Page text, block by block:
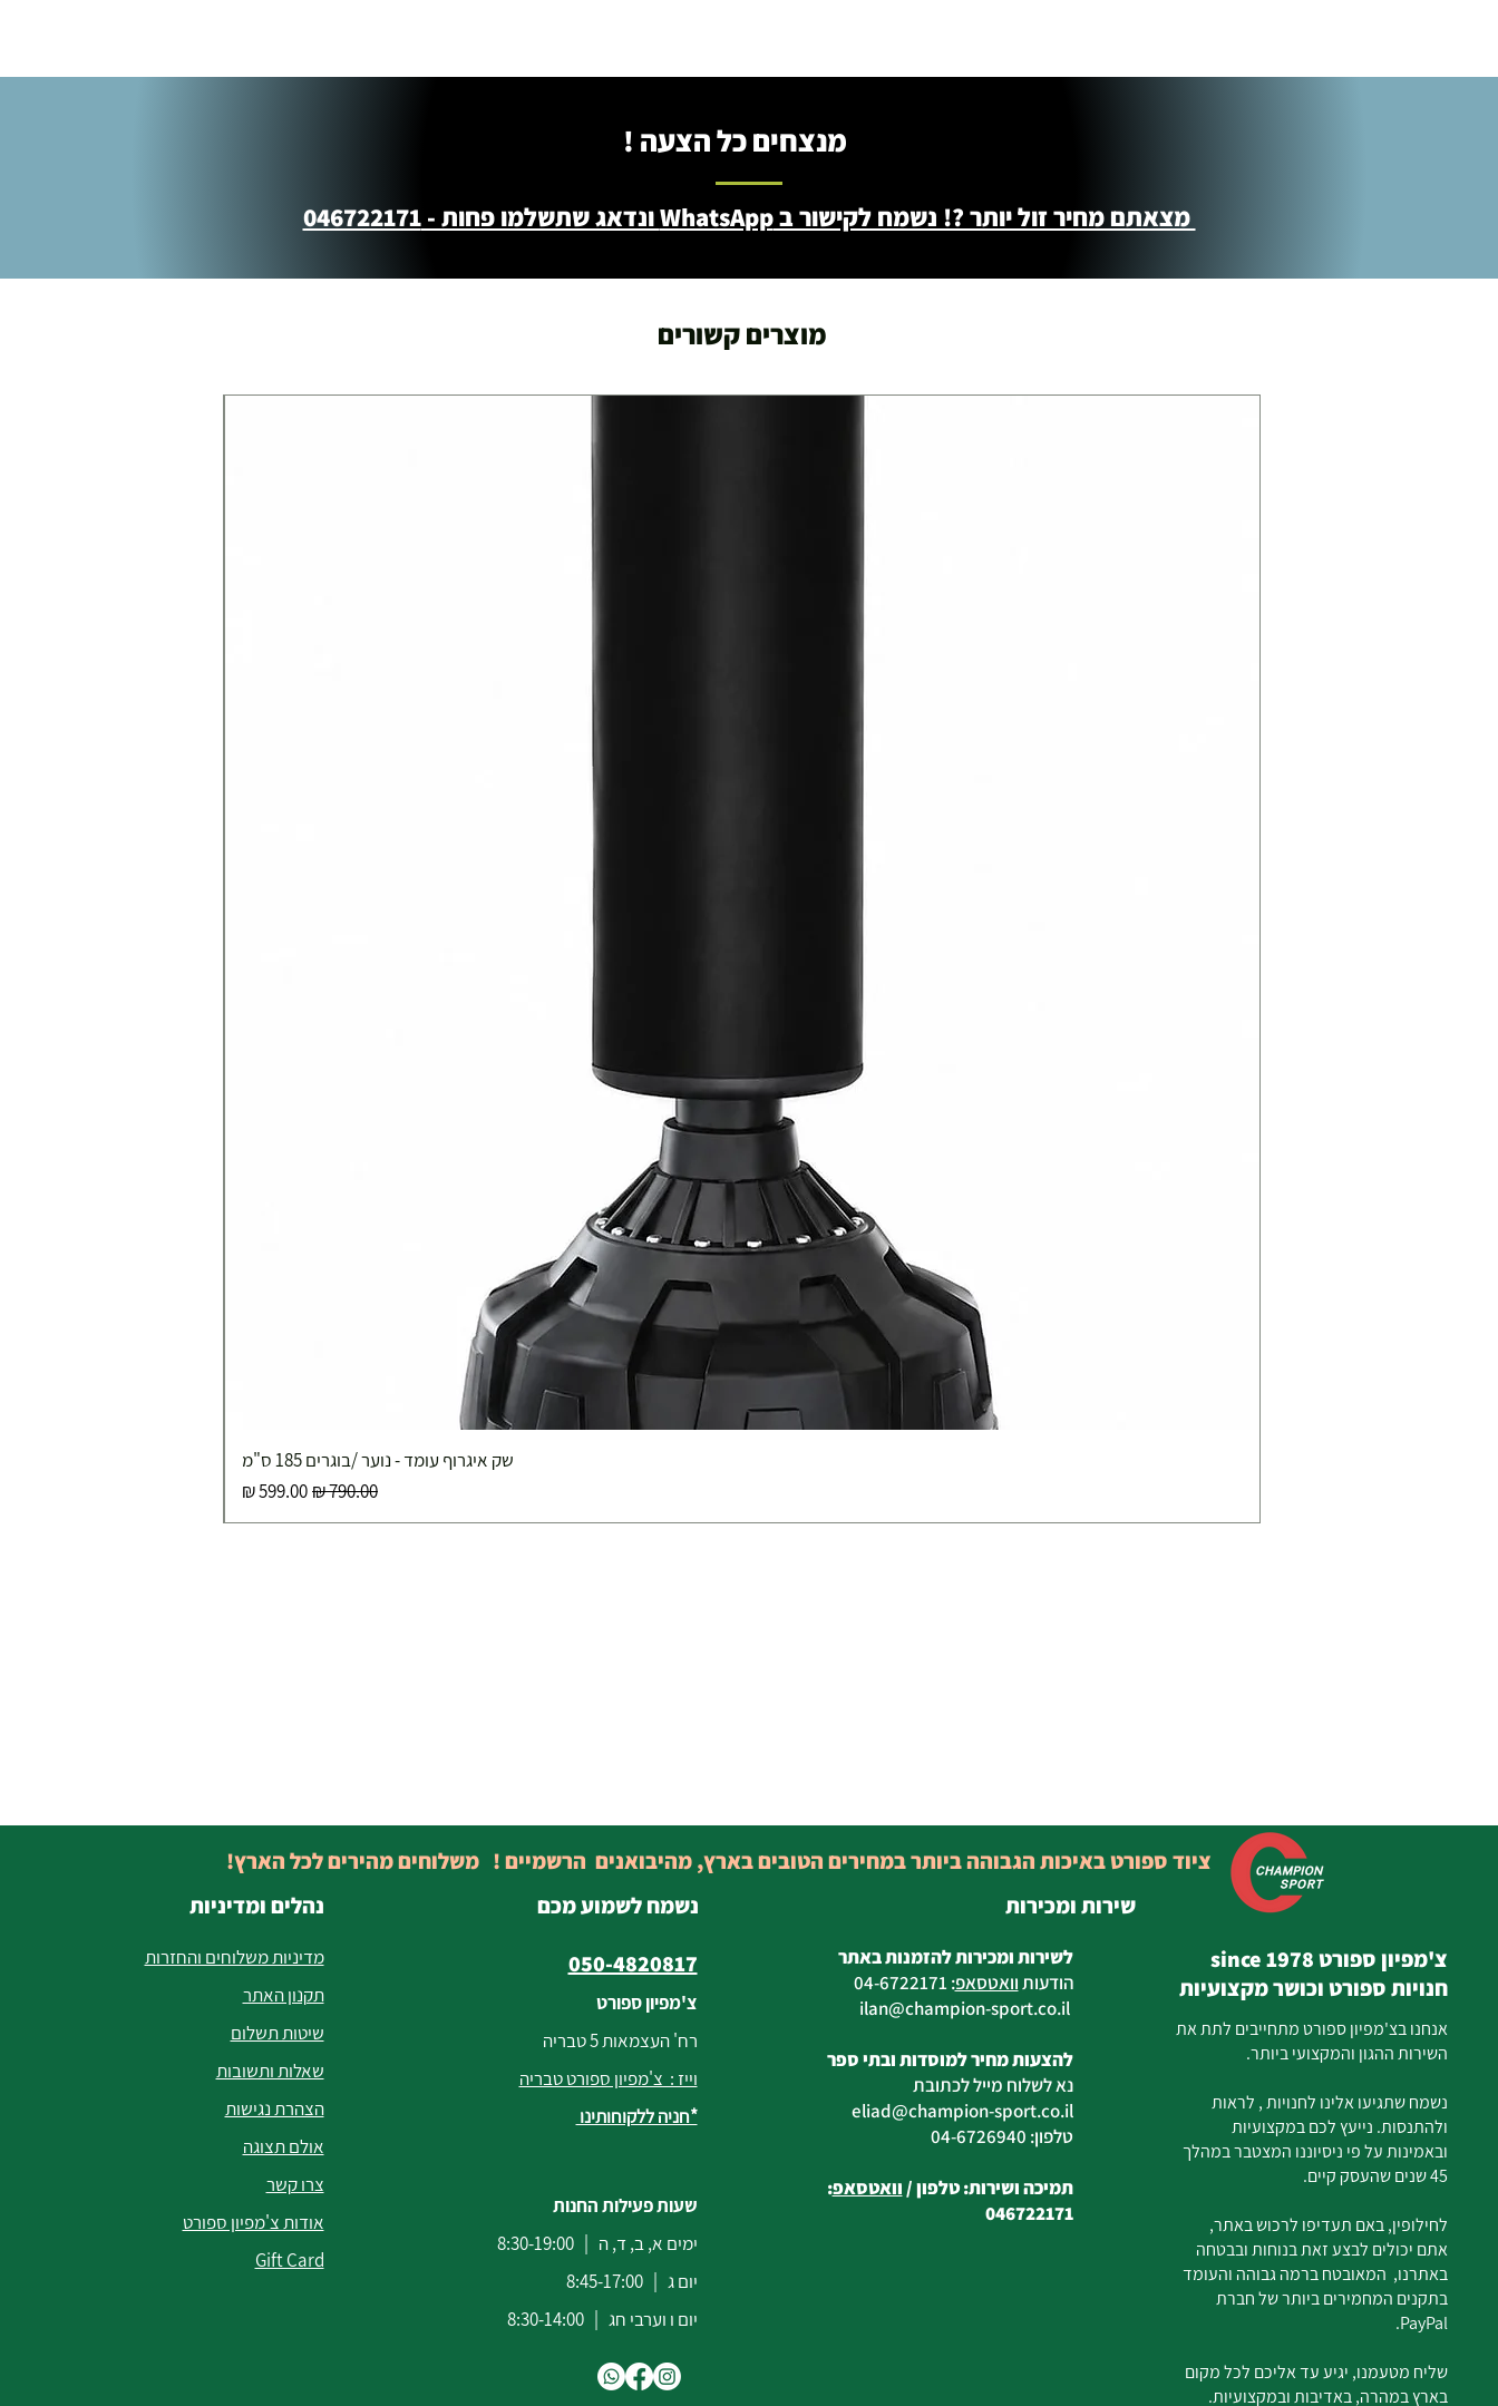
מנצחים כל הצעה !
מצאתם מחיר זול יותר ?! נשמח לקישור ב WhatsApp ונדאג שתשלמו פחות - 046722171
מוצרים קשורים
שק איגרוף עומד - נוער /בוגרים 185 ס"מ
מחיר רגילמחיר מבצע
נהלים ומדיניות
מדיניות משלוחים והחזרות
תקנון האתר
שיטות תשלום
שאלות ותשובות
הצהרת נגישות
אולם תצוגה
צרו קשר
אודות צ'מפיון ספורט
Gift Card
נשמח לשמוע מכם
050-4820817
צ'מפיון ספורט
רח' העצמאות 5 טבריה
וייז : צ'מפיון ספורט טבריה
*חניה ללקוחותינו
שעות פעילות החנות
ימים א, ב, ד, ה | 8:30-19:00
יום ג | 8:45-17:00
יום ו וערבי חג | 8:30-14:00
לשירות ומכירות להזמנות באתר
הודעותוואטסאפ:
04-6722171
ilan
@champion-sport.co.il
להצעות מחיר למוסדות ובתי ספר
נא לשלוח מייל לכתובת
eliad@champion-sport.co.il
טלפון: 04-6726940
תמיכה ושירות: טלפון /וואטסאפ:
046722171
צ'מפיון ספורט since 1978
חנויות ספורט וכושר מקצועיות
אנחנו בצ'מפיון ספורט מתחייבים לתת את
השירות ההגון והמקצועי ביותר.
נשמח שתגיעו אלינו לחנויות , לראות
ולהתנסות. נייעץ לכם במקצועיות
ובאמינות על פי ניסיוננו המצטבר במהלך
45 שנים שהעסק קיים.
לחילופין, באם תעדיפו לרכוש באתר,
אתם יכולים לבצע זאת בנוחות ובבטחה
באתרנו, המאובטח ברמה גבוהה והעומד
בתקנים המחמירים ביותר של חברת
PayPal.
שליח מטעמנו, יגיע עד אליכם לכל מקום
בארץ במהרה, באדיבות ובמקצועיות.
שירות ומכירות
ציוד ספורט באיכות הגבוהה ביותר במחירים הטובים בארץ, מהיבואנים הרשמיים ! משלוחים מהירים לכל הארץ!